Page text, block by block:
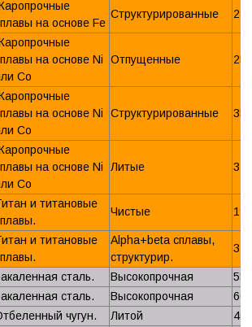
на основе Fe
Структурированные
на основе Ni
Со
Отпущенные
на основе Ni
Со
Структурированные
на основе Ni
Со
Литые
и титановые
Чистые
и титановые
Alpha+beta сплавы,
структурир.
сталь. Высокопрочная
55
сталь. Высокопрочная
60
чугун. Литой